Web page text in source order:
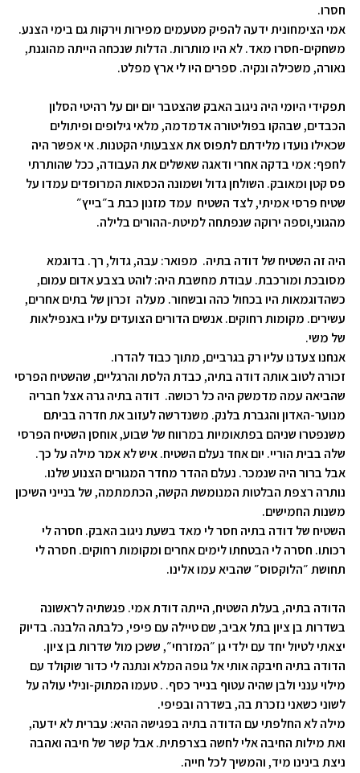
חסרו.
אמי הצימחונית ידעה להפיק מטעמים מפירות וירקות גם בימי הצנע.
משחקים-חסרו מאד. לא היו מותרות. הדלות שנכחה הייתה מהוגנת,
נאורה, משכילה ונקיה. ספרים היו לי ארץ מפלט.
תפקידי היומי היה ניגוב האבק שהצטבר יום יום על רהיטי הסלון
הכבדים, שבהקו בפוליטורה אדמדמה, מלאי גילופים ופיתולים
שכאילו נועדו מלידתם לתפוס את אצבעותי הקטנות. אי אפשר היה
לחפף: אמי בדקה אחרי ודאגה שאשלים את העבודה, ככל שהותרתי
פס קטן ומאובק. השולחן גדול ושמונה הכסאות המרופדים עמדו על
שטיח פרסי אמיתי, לצד השטיח עמד מזנון כבת ב״בייץ״
מהגוני,וספה ירוקה שנפתחה למיטת-ההורים בלילה.
היה זה השטיח של דודה בתיה. מפואר: עבה, גדול, רך. בדוגמא
מסובכת ומורכבת. עבודת מחשבת היה: לוהט בצבע אדום עמום,
כשהדוגמאות היו בכחול כהה ובשחור. מעלה זכרון של בתים אחרים,
עשירים. מקומות רחוקים. אנשים הדורים הצועדים עליו באנפילאות
של משי.
אנחנו צעדנו עליו רק בגרביים, מתוך כבוד להדרו.
זכורה לטוב אותה דודה בתיה, כבדת הלסת והרגליים, שהשטיח הפרסי
שהביאה עמה מדמשק היה כל רכושה. דודה בתיה גרה אצל חבריה
מנוער-האדון והגברת בלנק. משנדרשה לעזוב את חדרה בביתם
משנפטרו שניהם בפתאומיות במרווח של שבוע, אוחסן השטיח הפרסי
שלה בבית הוריי. יום אחד נעלם השטיח. איש לא אמר מילה על כך.
אבל ברור היה שנמכר. נעלם ההדר מחדר המגורים הצנוע שלנו.
נותרה רצפת הבלטות המנומשת הקשה, הכתמתמה, של בנייני השיכון
משנות החמישים.
השטיח של דודה בתיה חסר לי מאד בשעת ניגוב האבק. חסרה לי
רכותו. חסרה לי הבטחתו לימים אחרים ומקומות רחוקים. חסרה לי
תחושת ״הלוקסוס״ שהביא עמו אלינו.
הדודה בתיה, בעלת השטיח, הייתה דודת אמי. פגשתיה לראשונה
בשדרות בן ציון בתל אביב, שם טיילה עם פיפי, כלבתה הלבנה. בדיוק
יצאתי לטיול יחד עם ילדי גן ״המזרחי״, ששכן מול שדרות בן ציון.
הדודה בתיה חיבקה אותי אל גופה המלא ונתנה לי כדור שוקולד עם
מילוי ענני ולבן שהיה עטוף בנייר כסף. . טעמו המתוק-ונילי עולה על
לשוני כשאני נזכרת בה, בשדרה ובפיפי.
מילה לא החלפתי עם הדודה בתיה בפגישה ההיא: עברית לא ידעה,
ואת מילות החיבה אלי לחשה בצרפתית. אבל קשר של חיבה ואהבה
ניצת בינינו מיד, והמשיך לכל חייה.